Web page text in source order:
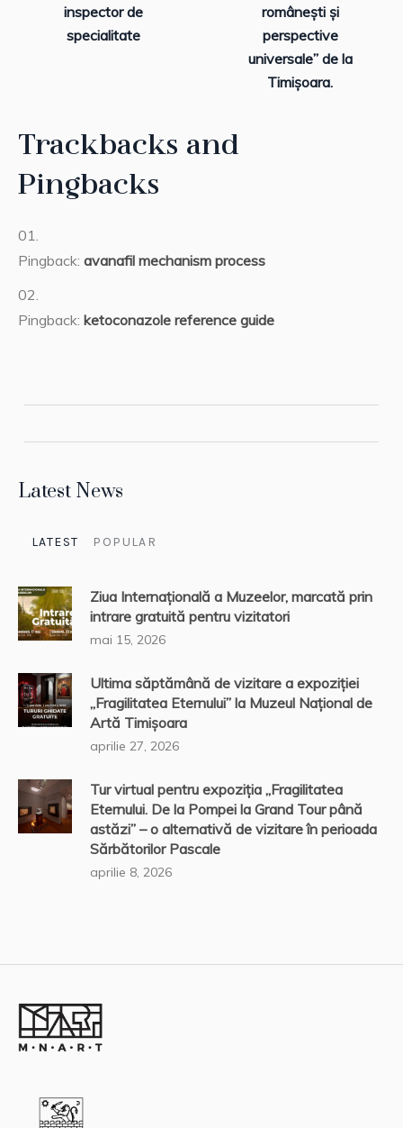
inspector de
specialitate
românești și
perspective
universale” de la
Timișoara.
Trackbacks and
Pingbacks
Pingback: avanafil mechanism process
Pingback: ketoconazole reference guide
Latest News
LATEST POPULAR
Ziua Internațională a Muzeelor, marcată prin
intrare gratuită pentru vizitatori
mai 15, 2026
Ultima săptămână de vizitare a expoziției
„Fragilitatea Eternului” la Muzeul Național de
Artă Timișoara
aprilie 27, 2026
Tur virtual pentru expoziția „Fragilitatea
Eternului. De la Pompei la Grand Tour până
astăzi” – o alternativă de vizitare în perioada
Sărbătorilor Pascale
aprilie 8, 2026